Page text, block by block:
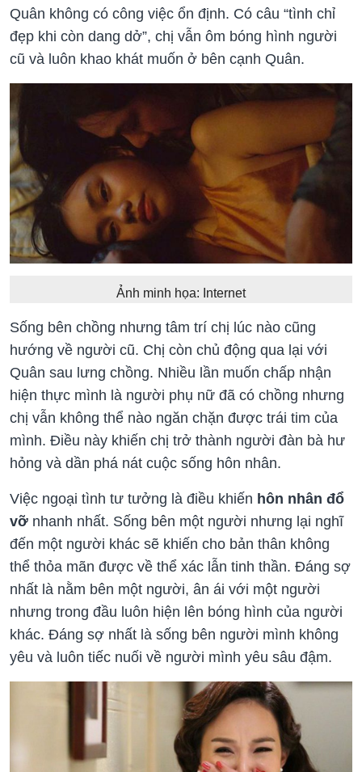
Quân không có công việc ổn định. Có câu “tình chỉ
đẹp khi còn dang dở”, chị vẫn ôm bóng hình người
cũ và luôn khao khát muốn ở bên cạnh Quân.
Ảnh minh họa: Internet
Sống bên chồng nhưng tâm trí chị lúc nào cũng
hướng về người cũ. Chị còn chủ động qua lại với
Quân sau lưng chồng. Nhiều lần muốn chấp nhận
hiện thực mình là người phụ nữ đã có chồng nhưng
chị vẫn không thể nào ngăn chặn được trái tim của
mình. Điều này khiến chị trở thành người đàn bà hư
hỏng và dần phá nát cuộc sống hôn nhân.
Việc ngoại tình tư tưởng là điều khiến hôn nhân đổ
vỡ nhanh nhất. Sống bên một người nhưng lại nghĩ
đến một người khác sẽ khiến cho bản thân không
thể thỏa mãn được về thể xác lẫn tinh thần. Đáng sợ
nhất là nằm bên một người, ân ái với một người
nhưng trong đầu luôn hiện lên bóng hình của người
khác. Đáng sợ nhất là sống bên người mình không
yêu và luôn tiếc nuối về người mình yêu sâu đậm.